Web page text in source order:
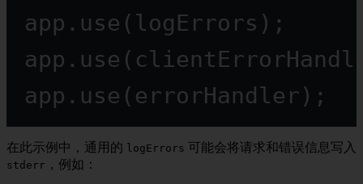
app. use (logErrors);
app. use
app. use (errorHandler);
在此示例中，通用的 logErrors 可能会将请求和错误信息写入
stderr ，例如：